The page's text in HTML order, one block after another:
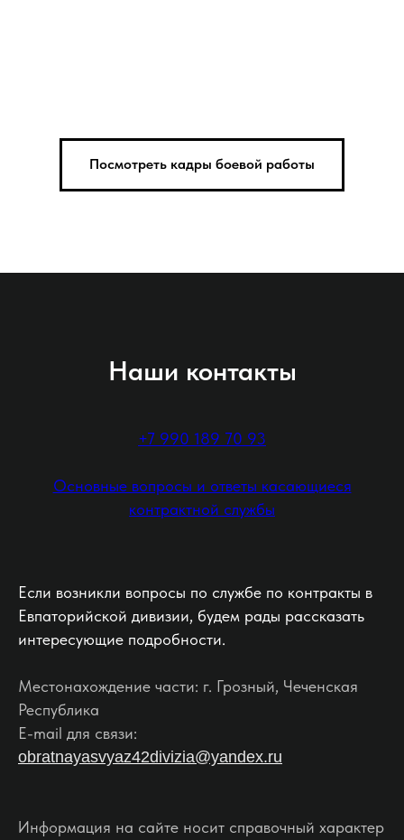
Посмотреть кадры боевой работы
Наши контакты
+7 990 189 70 93
Основные вопросы и ответы касающиеся
контрактной службы
Если возникли вопросы по службе по контракты в
Евпаторийской дивизии, будем рады рассказать
интересующие подробности.
Местонахождение части: г. Грозный, Чеченская
Республика
E-mail для связи:
obratnayasvyaz42divizia@yandex.ru
Информация на сайте носит справочный характер